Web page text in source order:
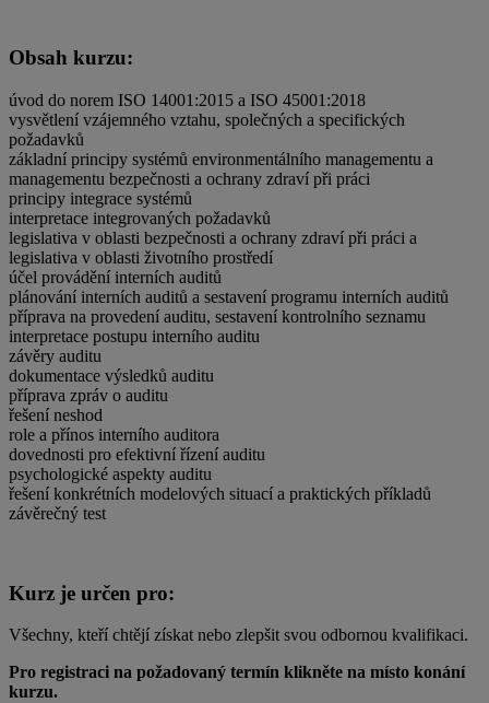
Obsah kurzu:
úvod do norem ISO 14001:2015 a ISO 45001:2018
vysvětlení vzájemného vztahu, společných a specifických
požadavků
základní principy systémů environmentálního managementu a
managementu bezpečnosti a ochrany zdraví při práci
principy integrace systémů
interpretace integrovaných požadavků
legislativa v oblasti bezpečnosti a ochrany zdraví při práci a
legislativa v oblasti životního prostředí
účel provádění interních auditů
plánování interních auditů a sestavení programu interních auditů
příprava na provedení auditu, sestavení kontrolního seznamu
interpretace postupu interního auditu
závěry auditu
dokumentace výsledků auditu
příprava zpráv o auditu
řešení neshod
role a přínos interního auditora
dovednosti pro efektivní řízení auditu
psychologické aspekty auditu
řešení konkrétních modelových situací a praktických příkladů
závěrečný test
Kurz je určen pro:
Všechny, kteří chtějí získat nebo zlepšit svou odbornou kvalifikaci.
Pro registraci na požadovaný termín klikněte na místo konání
kurzu.